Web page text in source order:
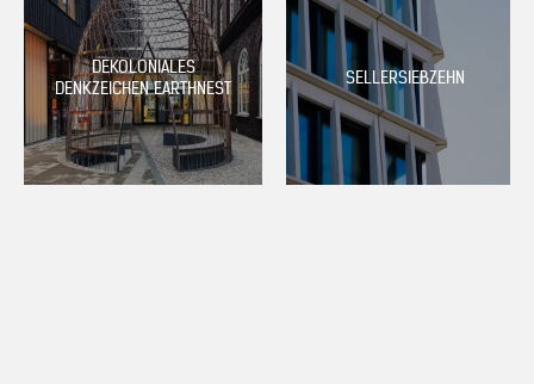
DEKOLONIALES
DENKZEICHEN EARTHNEST
SELLERSIEBZEHN